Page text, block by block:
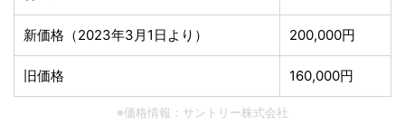
新価格（2023年3月1日より） 200,000円
旧価格 160,000円
※価格情報：サントリー株式会社